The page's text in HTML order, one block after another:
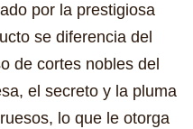
por la prestigiosa
se diferencia del
de cortes nobles del
el secreto y la pluma
lo que le otorga